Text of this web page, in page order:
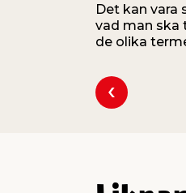
Det kan vara
vad man ska
de olika